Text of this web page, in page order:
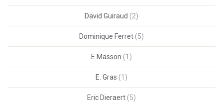
David Guiraud (2)
Dominique Ferret (5)
E Masson (1)
E. Gras (1)
Eric Dieraert (5)